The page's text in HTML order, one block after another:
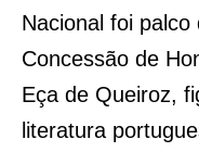
Nacional foi
Concessão de
Eça de Queiroz,
literatura